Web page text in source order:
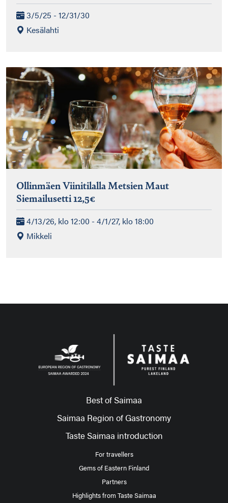
3/5/25 - 12/31/30
Kesälahti
Ollinmäen Viinitilalla Metsien Maut
Siemailusetti 12,5€
4/13/26, klo 12:00 - 4/1/27, klo 18:00
Mikkeli
Best of Saimaa
Saimaa Region of Gastronomy
Taste Saimaa introduction
For travellers
Gems of Eastern Finland
Partners
Highlights from Taste Saimaa